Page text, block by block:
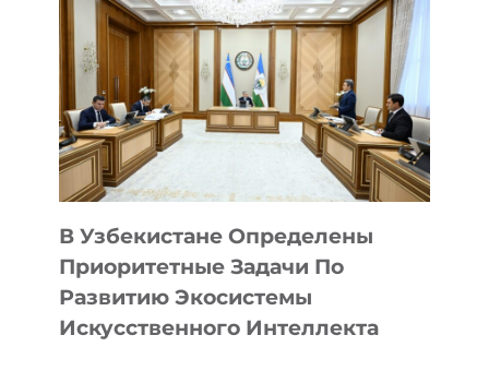
В Узбекистане Определены
Приоритетные Задачи По
Развитию Экосистемы
Искусственного Интеллекта